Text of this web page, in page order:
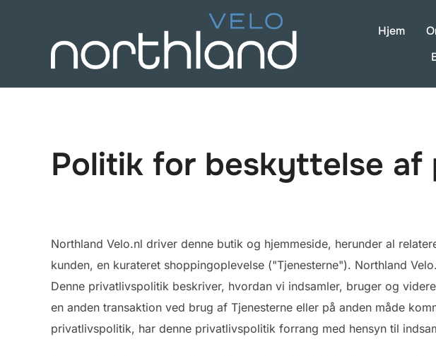
Hjem
Politik for beskyttelse af
Northland Velo.nl driver denne butik og hjemmeside, herunder al
kunden, en kurateret shoppingoplevelse ("Tjenesterne"). Northland
Denne privatlivspolitik beskriver, hvordan vi indsamler, bruger og
en anden transaktion ved brug af Tjenesterne eller på anden måde
privatlivspolitik, har denne privatlivspolitik forrang med hensyn til